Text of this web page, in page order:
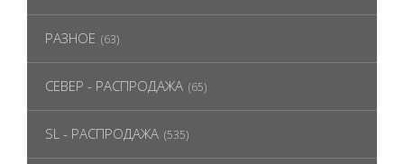
РАЗНОЕ (63)
СЕВЕР - РАСПРОДАЖА (65)
SL - РАСПРОДАЖА (535)